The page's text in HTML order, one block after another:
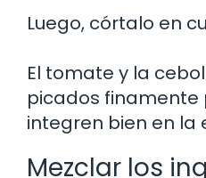
Luego, córtalo en
El tomate y la
picados finamente
integren bien en la
Mezclar los